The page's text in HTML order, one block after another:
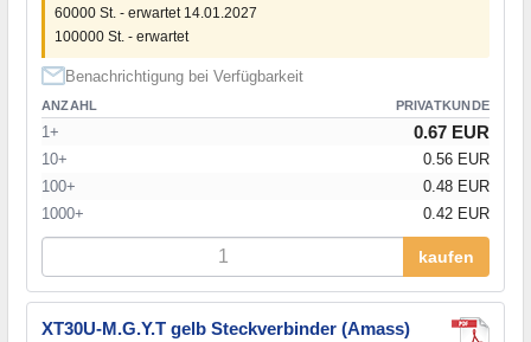
60000 St. - erwartet 14.01.2027
100000 St. - erwartet
Benachrichtigung bei Verfügbarkeit
ANZAHL PRIVATKUNDE
1+ 0.67 EUR
10+
0.56 EUR
100+
0.48 EUR
1000+
0.42 EUR
kaufen
XT30U-M.G.Y.T gelb Steckverbinder (Amass)